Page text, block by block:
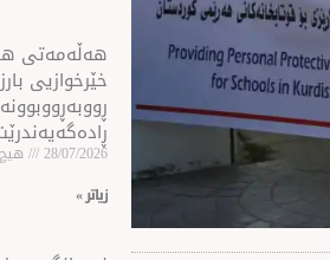
هه‌ڵه‌مه‌تی
خێرخوازیی
28/07/2026 هیچ
زیاتر »